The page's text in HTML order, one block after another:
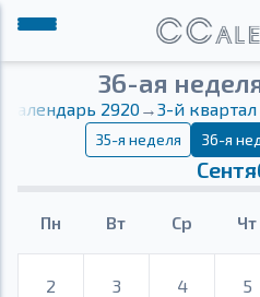
36-ая
Календарь 2920→3-й квартал
35-я неделя 36-я
Пн Вт Ср Чт
2 3 4 5